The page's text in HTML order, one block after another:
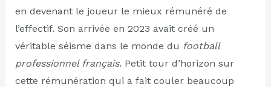
en devenant le joueur le mieux rémunéré de
l’effectif. Son arrivée en 2023 avait créé un
véritable séisme dans le monde du football
professionnel français. Petit tour d’horizon sur
cette rémunération qui a fait couler beaucoup